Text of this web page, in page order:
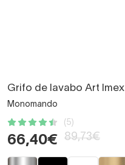
Grifo de lavabo Art Imex
Monomando
(5)
66,40€ 89,73€